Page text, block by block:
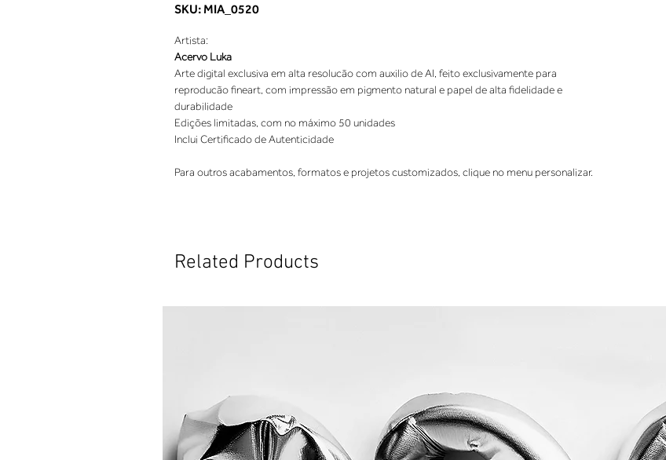
SKU: MIA_0520
Artista:
Acervo Luka
Arte digital exclusiva em alta resolucão com auxilio de AI, feito exclusivamente para
reproducão fineart, com impressão em pigmento natural e papel de alta fidelidade e
durabilidade
Edições limitadas, com no máximo 50 unidades
Inclui Certificado de Autenticidade
Para outros acabamentos, formatos e projetos customizados, clique no menu personalizar.
Related Products